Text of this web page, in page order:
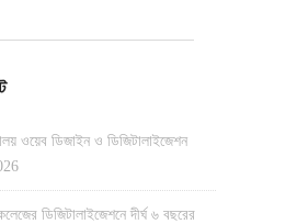
ওয়েব ডিজাইন ও ডিজিটালাইজেশন
ডিজিটালাইজেশনে দীর্ঘ ৬ বছরের